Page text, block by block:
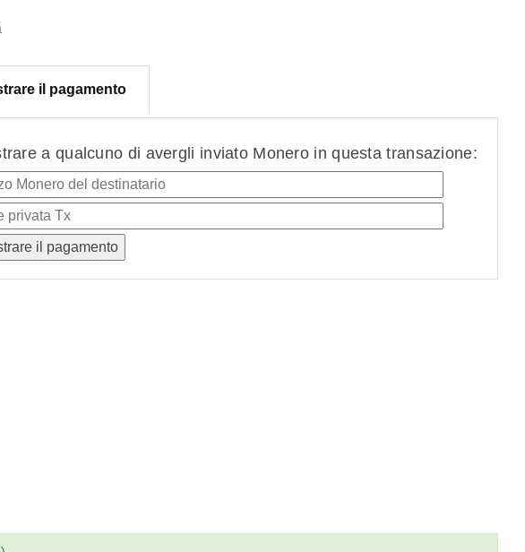
il pagamento
a qualcuno di avergli inviato Monero in questa transazione: